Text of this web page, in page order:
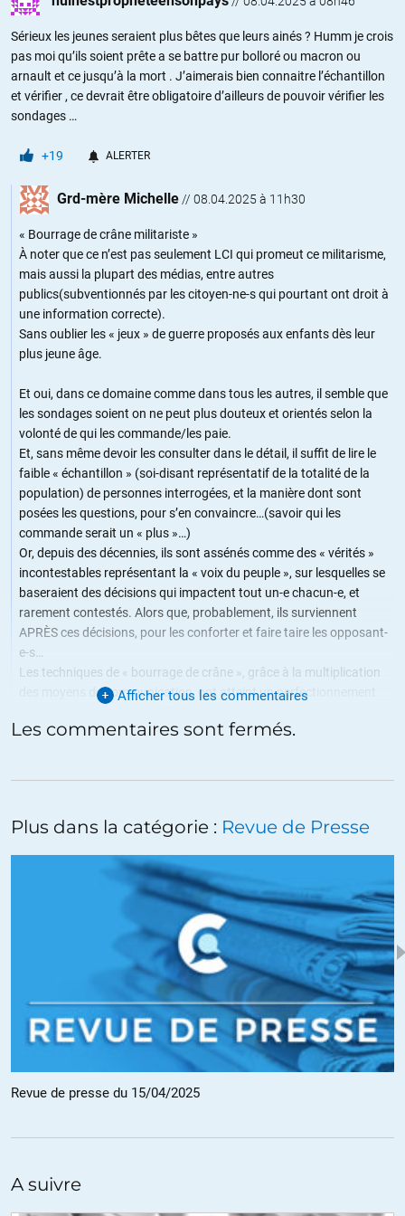
Sérieux les jeunes seraient plus bêtes que leurs ainés ? Humm je crois
pas moi qu’ils soient prête a se battre pur bolloré ou macron ou
arnault et ce jusqu’à la mort . J’aimerais bien connaitre l’échantillon
et vérifier , ce devrait être obligatoire d’ailleurs de pouvoir vérifier les
sondages …
+19 ALERTER
Grd-mère Michelle // 08.04.2025 à 11h30
« Bourrage de crâne militariste »
À noter que ce n’est pas seulement LCI qui promeut ce militarisme,
mais aussi la plupart des médias, entre autres
publics(subventionnés par les citoyen-ne-s qui pourtant ont droit à
une information correcte).
Sans oublier les « jeux » de guerre proposés aux enfants dès leur
plus jeune âge.
Et oui, dans ce domaine comme dans tous les autres, il semble que
les sondages soient on ne peut plus douteux et orientés selon la
volonté de qui les commande/les paie.
Et, sans même devoir les consulter dans le détail, il suffit de lire le
faible « échantillon » (soi-disant représentatif de la totalité de la
population) de personnes interrogées, et la manière dont sont
posées les questions, pour s’en convaincre…(savoir qui les
commande serait un « plus »…)
Or, depuis des décennies, ils sont assénés comme des « vérités »
incontestables représentant la « voix du peuple », sur lesquelles se
baseraient des décisions qui impactent tout un-e chacun-e, et
rarement contestés. Alors que, probablement, ils surviennent
APRÈS ces décisions, pour les conforter et faire taire les opposant-
e-s…
Les techniques de « bourrage de crâne », grâce à la multiplication
des moyens de communication, ont atteint un perfectionnement
Peut-être possible de se rassembler, en masse, pour défendre les
EtSiCEtaitVrai//10.04.2025 à 19h59
Voici un bon résumé de la « fabrique du consentement » d’un
ALERTER
Grd-mère Michelle// 11.04.2025 à 11h26
Euh…plutôt un résumé de mon irritation, résultat de mes
observations depuis 60ans (pas lu le bouquin de N.Chomsky,
même si j’en ai une approche grâce au site de « Les Crises »)’
Ce soir à 18h30, au « Buen Vivir », pl.F.Coq à Ixelles/Bruxelles,
Afficher tous les commentaires
Les commentaires sont fermés.
Plus dans la catégorie : Revue de Presse
Revue de presse du 15/04/2025
A suivre